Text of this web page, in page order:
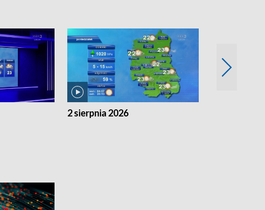
2 sierpnia 2026